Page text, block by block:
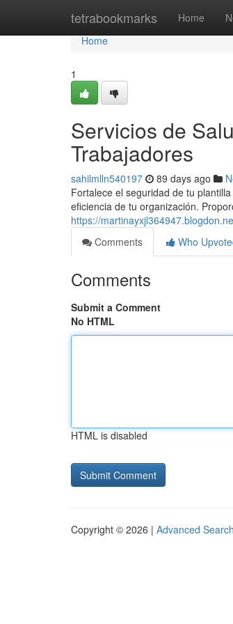
tetrabookmarks Home
Home
Home
1
Servicios de
Trabajadores
sahilmlln540197 89 days ago
Fortalece el seguridad de tu
eficiencia de tu organización.
https://
Comments
Who
Comments
Submit a Comment
No HTML
HTML is disabled
Copyright © 2026 | Advanced Search